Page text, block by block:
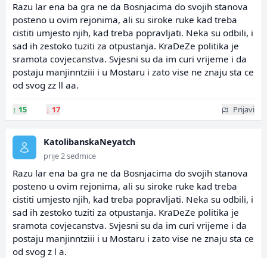
Razu lar ena ba gra ne da Bosnjacima do svojih stanova
posteno u ovim rejonima, ali su siroke ruke kad treba
cistiti umjesto njih, kad treba popravljati. Neka su odbili, i
sad ih zestoko tuziti za otpustanja. KraDeZe politika je
sramota covjecanstva. Svjesni su da im curi vrijeme i da
postaju manjinntziii i u Mostaru i zato vise ne znaju sta ce
od svog zz ll aa.
↑ 15 ↓ 17 Prijavi
KatolibanskaNeyatch
prije 2 sedmice
Razu lar ena ba gra ne da Bosnjacima do svojih stanova
posteno u ovim rejonima, ali su siroke ruke kad treba
cistiti umjesto njih, kad treba popravljati. Neka su odbili, i
sad ih zestoko tuziti za otpustanja. KraDeZe politika je
sramota covjecanstva. Svjesni su da im curi vrijeme i da
postaju manjinntziii i u Mostaru i zato vise ne znaju sta ce
od svog z l a.